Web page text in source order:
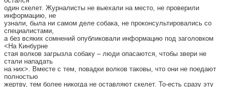
один скелет. Журналисты не выехали на место, не проверили
информацию, не
узнали, была ни самом деле собака, не проконсультировались со
специалистами,
а без всяких сомнений опубликовали информацию под заголовком
<На Кинбурне
стая волков загрызла собаку – люди опасаются, чтобы звери не
стали нападать
на них>. Вместе с тем, повадки волков таковы, что они не поедают
полностью
жертву, тем более никогда не оставляют скелет. То-есть сразу эту